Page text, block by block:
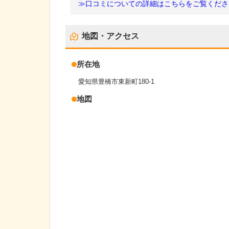
≫口コミについての詳細はこちらをご覧くだ
地図・アクセス
所在地
愛知県豊橋市東新町180-1
地図